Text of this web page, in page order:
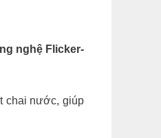
nghệ Flicker-
chai nước, giúp